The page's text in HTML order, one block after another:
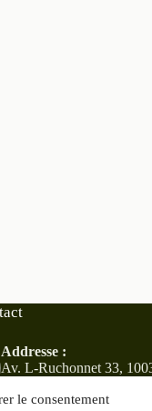
le consentement
Addresse :
Av. L-Ruchonnet 33,
Mobile :